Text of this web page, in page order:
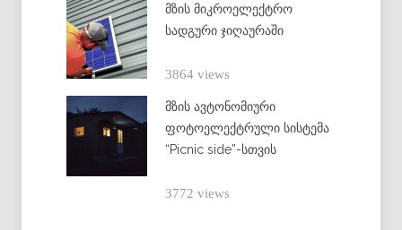
მზის მიკროელექტრო
სადგური ჯიღაურაში
3864 views
მზის ავტონომიური
ფოტოელექტრული სისტემა
“Picnic side”-სთვის
3772 views